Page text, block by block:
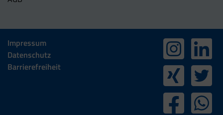
Impressum
Datenschutz
Barrierefreiheit